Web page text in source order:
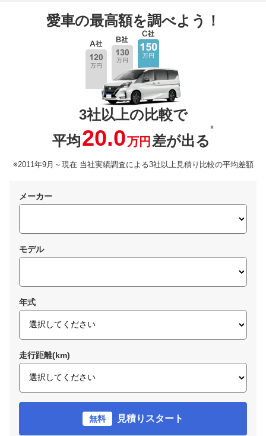
愛車の最高額を調べよう！
3社以上の比較で
平均20.0万円 差が出る
※
※2011年9月～現在 当社実績調査による3社以上見積り比較の平均差額
メーカー
モデル
年式
走行距離(km)
無料 見積りスタート